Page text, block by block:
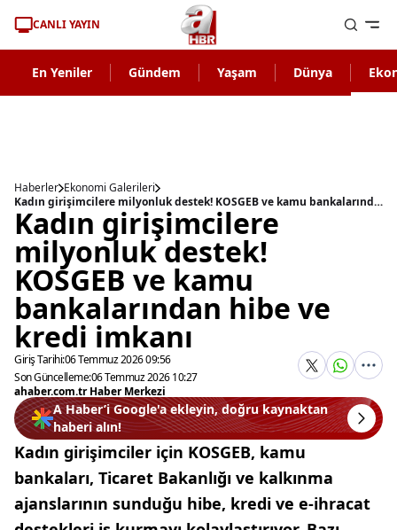
CANLI YAYIN
En Yeniler Gündem Yaşam Dünya
Haberler Ekonomi Galerileri
Kadın girişimcilere milyonluk destek! KOSGEB ve kamu bankalarından hibe ve kredi imkanı
Kadın girişimcilere
milyonluk destek!
KOSGEB ve kamu
bankalarından hibe ve
kredi imkanı
Giriş Tarihi:06 Temmuz 2026 09:56
Son Güncelleme:06 Temmuz 2026 10:27
ahaber.com.tr Haber Merkezi
A Haber’i Google'a ekleyin, doğru kaynaktan
haberi alın!
Kadın girişimciler için KOSGEB, kamu
bankaları, Ticaret Bakanlığı ve kalkınma
ajanslarının sunduğu hibe, kredi ve e-ihracat